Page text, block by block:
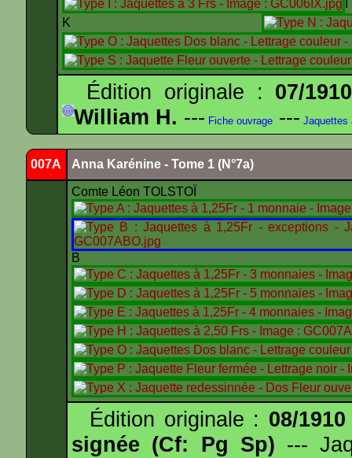
K
Édition originale : 07/1910
William H. --- Fiche ouvrage --- Jaquettes
007A Anna Karénine - Tome 1 (N°7a)
Comte Léon TOLSTOÏ
B
Édition originale : 08/1910
signée (Cf: Pg Sp) ---